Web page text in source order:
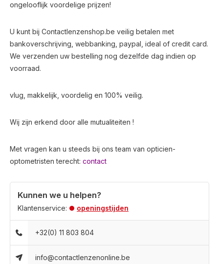
ongelooflijk voordelige prijzen!
U kunt bij Contactlenzenshop.be veilig betalen met
bankoverschrijving, webbanking, paypal, ideal of credit card.
We verzenden uw bestelling nog dezelfde dag indien op
voorraad.
vlug, makkelijk, voordelig en 100% veilig.
Wij zijn erkend door alle mutualiteiten !
Met vragen kan u steeds bij ons team van opticien-
optometristen terecht: contact
Kunnen we u helpen?
Klantenservice: openingstijden
+32(0) 11 803 804
info@contactlenzenonline.be